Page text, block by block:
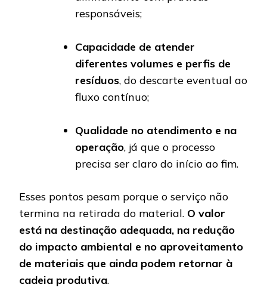
responsáveis;
Capacidade de atender
diferentes volumes e perfis de
resíduos, do descarte eventual ao
fluxo contínuo;
Qualidade no atendimento e na
operação, já que o processo
precisa ser claro do início ao fim.
Esses pontos pesam porque o serviço não
termina na retirada do material. O valor
está na destinação adequada, na redução
do impacto ambiental e no aproveitamento
de materiais que ainda podem retornar à
cadeia produtiva.